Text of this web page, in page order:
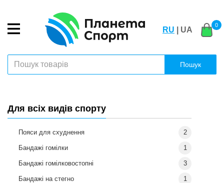
RU | UA
0
Пошук
Для всіх видів спорту
Пояси для схуднення 2
Бандажі гомілки 1
Бандажі гомілковостопні 3
Бандажі на стегно 1